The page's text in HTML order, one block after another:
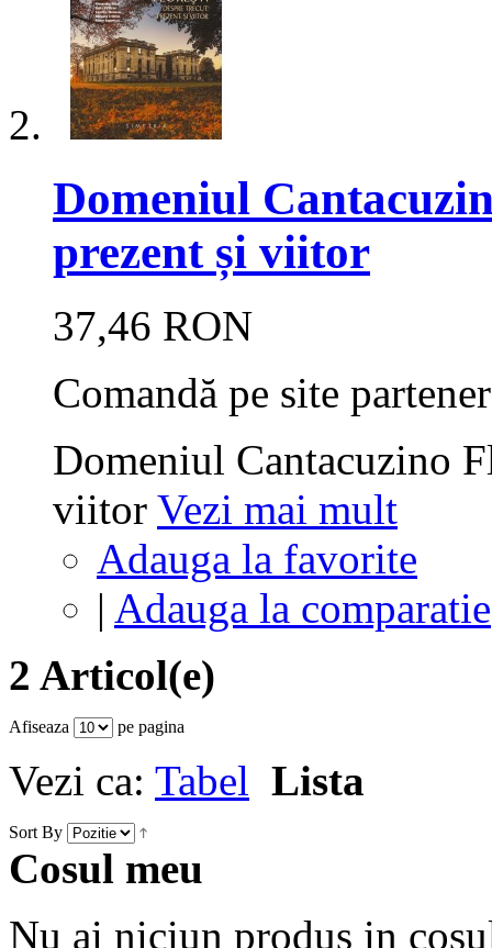
Domeniul
prezent și viitor
37,46 RON
Comandă pe site partener
Domeniul Cantacuzino
viitor Vezi mai mult
Adauga la favorite
| Adauga la comparatie
2 Articol(e)
Afiseaza pe pagina
Vezi ca: Tabel Lista
Sort By
Cosul meu
Nu ai niciun produs in